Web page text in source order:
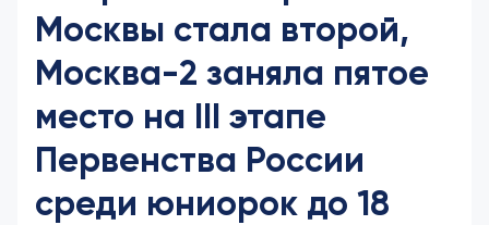
Москвы стала второй,
Москва-2 заняла пятое
место на III этапе
Первенства России
среди юниорок до 18